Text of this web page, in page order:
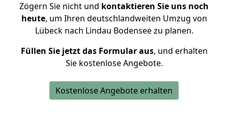
Zögern Sie nicht und kontaktieren Sie uns noch
heute, um Ihren deutschlandweiten Umzug von
Lübeck nach Lindau Bodensee zu planen.
Füllen Sie jetzt das Formular aus, und erhalten
Sie kostenlose Angebote.
Kostenlose Angebote erhalten